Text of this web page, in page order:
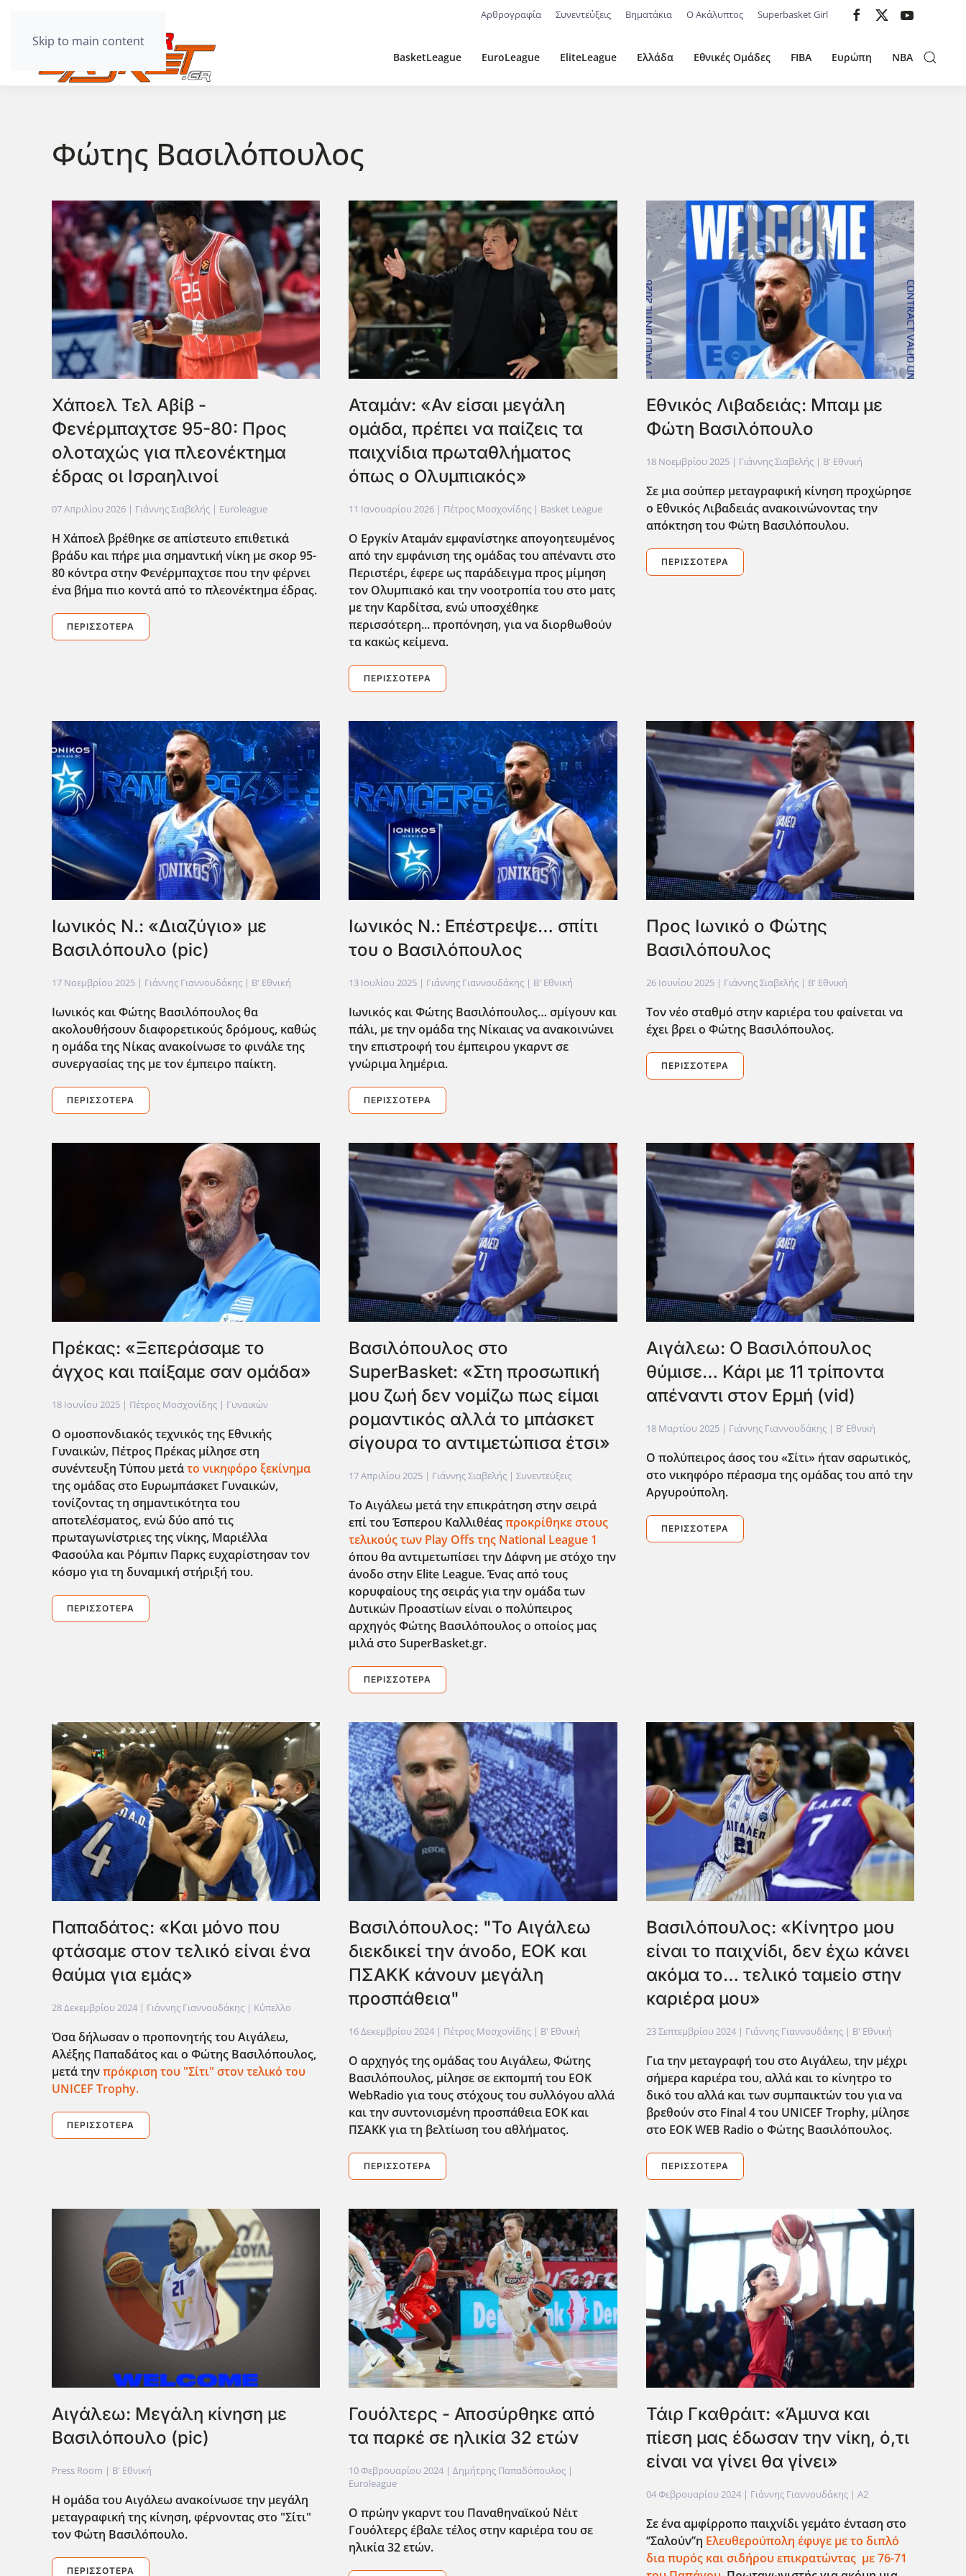
Skip to main content
Αρθρογραφία Συνεντεύξεις Βηματάκια Ο Ακάλυπτος Superbasket Girl
BasketLeague EuroLeague EliteLeague Ελλάδα Εθνικές Ομάδες FIBA Ευρώπη NBA
Φώτης Βασιλόπουλος
Χάποελ Τελ Αβίβ -
Φενέρμπαχτσε 95-80: Προς
ολοταχώς για πλεονέκτημα
έδρας οι Ισραηλινοί
07 Απριλίου 2026 | Γιάννης Σιαβελής | Euroleague
Η Χάποελ βρέθηκε σε απίστευτο επιθετικά
βράδυ και πήρε μια σημαντική νίκη με σκορ 95-
80 κόντρα στην Φενέρμπαχτσε που την φέρνει
ένα βήμα πιο κοντά από το πλεονέκτημα έδρας.
ΠΕΡΙΣΣΌΤΕΡΑ
Αταμάν: «Αν είσαι μεγάλη
ομάδα, πρέπει να παίζεις τα
παιχνίδια πρωταθλήματος
όπως ο Ολυμπιακός»
11 Ιανουαρίου 2026 | Πέτρος Μοσχονίδης | Basket League
Ο Εργκίν Αταμάν εμφανίστηκε απογοητευμένος
από την εμφάνιση της ομάδας του απέναντι στο
Περιστέρι, έφερε ως παράδειγμα προς μίμηση
τον Ολυμπιακό και την νοοτροπία του στο ματς
με την Καρδίτσα, ενώ υποσχέθηκε
περισσότερη... προπόνηση, για να διορθωθούν
τα κακώς κείμενα.
ΠΕΡΙΣΣΌΤΕΡΑ
Εθνικός Λιβαδειάς: Μπαμ με
Φώτη Βασιλόπουλο
18 Νοεμβρίου 2025| Γιάννης Σιαβελής | Β' Εθνική
Σε μια σούπερ μεταγραφική κίνηση προχώρησε
ο Εθνικός Λιβαδειάς ανακοινώνοντας την
απόκτηση του Φώτη Βασιλόπουλου.
ΠΕΡΙΣΣΌΤΕΡΑ
Ιωνικός Ν.: «Διαζύγιο» με
Βασιλόπουλο (pic)
17 Νοεμβρίου 2025 | Γιάννης Γιαννουδάκης | Β' Εθνική
Ιωνικός και Φώτης Βασιλόπουλος θα
ακολουθήσουν διαφορετικούς δρόμους, καθώς
η ομάδα της Νίκας ανακοίνωσε το φινάλε της
συνεργασίας της με τον έμπειρο παίκτη.
ΠΕΡΙΣΣΌΤΕΡΑ
Ιωνικός Ν.: Επέστρεψε… σπίτι
του ο Βασιλόπουλος
13 Ιουλίου 2025 | Γιάννης Γιαννουδάκης | Β' Εθνική
Ιωνικός και Φώτης Βασιλόπουλος… σμίγουν και
πάλι, με την ομάδα της Νίκαιας να ανακοινώνει
την επιστροφή του έμπειρου γκαρντ σε
γνώριμα λημέρια.
ΠΕΡΙΣΣΌΤΕΡΑ
Προς Ιωνικό ο Φώτης
Βασιλόπουλος
26 Ιουνίου 2025| Γιάννης Σιαβελής | Β' Εθνική
Τον νέο σταθμό στην καριέρα του φαίνεται να
έχει βρει ο Φώτης Βασιλόπουλος.
ΠΕΡΙΣΣΌΤΕΡΑ
Πρέκας: «Ξεπεράσαμε το
άγχος και παίξαμε σαν ομάδα»
18 Ιουνίου 2025 | Πέτρος Μοσχονίδης | Γυναικών
Ο ομοσπονδιακός τεχνικ΄ος της Εθνικής
Γυναικών, Πέτρος Πρέκας μίλησε στη
συνέντευξη Τύπου μετάτο νικηφόρο ξεκίνημα
της ομάδας στο Ευρωμπάσκετ Γυναικών,
τονίζοντας τη σημαντικότητα του
αποτελέσματος, ενώ δύο από τις
πρωταγωνίστριες της νίκης, Μαριέλλα
Φασούλα και Ρόμπιν Παρκς ευχαρίστησαν τον
κόσμο για τη δυναμική στήριξή του.
ΠΕΡΙΣΣΌΤΕΡΑ
Bασιλόπουλος στο
SuperBasket: «Στη προσωπική
μου ζωή δεν νομίζω πως είμαι
ρομαντικός αλλά το μπάσκετ
σίγουρα το αντιμετώπισα έτσι»
17 Απριλίου 2025 | Γιάννης Σιαβελής |Συνεντεύξεις
Το Αιγάλεω μετά την επικράτηση στην σειρά
επί του Έσπερου Καλλιθέαςπροκρίθηκε στους
τελικούς των Play Offs της National League 1
όπου θα αντιμετωπίσει την Δάφνη με στόχο την
άνοδο στην Elite League. Ένας από τους
κορυφαίους της σειράς για την ομάδα των
Δυτικών Προαστίων είναι ο πολύπειρος
αρχηγός Φώτης Βασιλόπουλος ο οποίος μας
μιλά στο SuperBasket.gr.
ΠΕΡΙΣΣΌΤΕΡΑ
Αιγάλεω: Ο Βασιλόπουλος
θύμισε… Κάρι με 11 τρίποντα
απέναντι στον Ερμή (vid)
18 Μαρτίου 2025| Γιάννης Γιαννουδάκης | Β' Εθνική
Ο πολύπειρος άσος του «Σίτι» ήταν σαρωτικός,
στο νικηφόρο πέρασμα της ομάδας του από την
Αργυρούπολη.
ΠΕΡΙΣΣΌΤΕΡΑ
Παπαδάτος: «Και μόνο που
φτάσαμε στον τελικό είναι ένα
θαύμα για εμάς»
28 Δεκεμβρίου 2024 | Γιάννης Γιαννουδάκης | Κύπελλο
Όσα δήλωσαν ο προπονητής του Αιγάλεω,
Αλέξης Παπαδάτος και ο Φώτης Βασιλόπουλος,
μετά τηνπρόκριση του "Σίτι" στον τελικό του
UNICEF Trophy.
ΠΕΡΙΣΣΌΤΕΡΑ
Βασιλόπουλος: "Το Αιγάλεω
διεκδικεί την άνοδο, ΕΟΚ και
ΠΣΑΚΚ κάνουν μεγάλη
προσπάθεια"
16 Δεκεμβρίου 2024 | Πέτρος Μοσχονίδης | Β' Εθνική
Ο αρχηγός της ομάδας του Αιγάλεω, Φώτης
Βασιλόπουλος, μίλησε σε εκπομπή του EOK
WebRadio για τους στόχους του συλλόγου αλλά
και την συντονισμένη προσπάθεια ΕΟΚ και
ΠΣΑΚΚ για τη βελτίωση του αθλήματος.
ΠΕΡΙΣΣΌΤΕΡΑ
Βασιλόπουλος: «Κίνητρο μου
είναι το παιχνίδι, δεν έχω κάνει
ακόμα το… τελικό ταμείο στην
καριέρα μου»
23 Σεπτεμβρίου 2024| Γιάννης Γιαννουδάκης | Β' Εθνική
Για την μεταγραφή του στο Αιγάλεω, την μέχρι
σήμερα καριέρα του, αλλά και το κίνητρο το
δικό του αλλά και των συμπαικτών του για να
βρεθούν στο Final4 του UNICEF Trophy, μίλησε
στο ΕΟΚ WEB Radio ο Φώτης Βασιλόπουλος.
ΠΕΡΙΣΣΌΤΕΡΑ
Αιγάλεω: Μεγάλη κίνηση με
Βασιλόπουλο (pic)
Press Room | Β' Εθνική
Η ομάδα του Αιγάλεω ανακοίνωσε την μεγάλη
μεταγραφική της κίνηση, φέρνοντας στο "Σίτι"
τον Φώτη Βασιλόπουλο.
ΠΕΡΙΣΣΌΤΕΡΑ
Γουόλτερς - Αποσύρθηκε από
τα παρκέ σε ηλικία 32 ετών
10 Φεβρουαρίου 2024 | Δημήτρης Παπαδόπουλος |
Euroleague
Ο πρώην γκαρντ του Παναθηναϊκού Νέιτ
Γουόλτερς έβαλε τέλος στην καριέρα του σε
ηλικία 32 ετών.
Τάιρ Γκαθράιτ: «Άμυνα και
πίεση μας έδωσαν την νίκη, ό,τι
είναι να γίνει θα γίνει»
04 Φεβρουαρίου 2024| Γιάννης Γιαννουδάκης | A2
Σε ένα αμφίρροπο παιχνίδι γεμάτο ένταση στο
‘’Σαλούν’’η Ελευθερούπολη έφυγε με το διπλό
δια πυρός και σιδήρου επικρατώντας με 76-71